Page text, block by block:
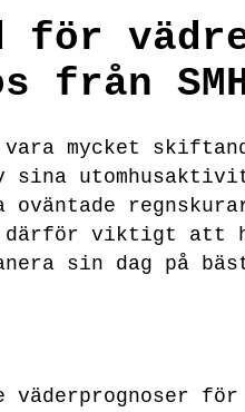
för
från
vara mycket
oväntade
därför viktigt att
sin dag på
väderprognoser